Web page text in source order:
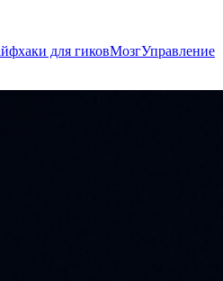
для гиковМозгУправление